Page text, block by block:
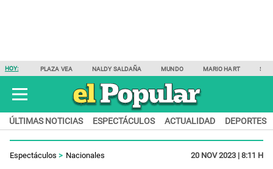
HOY: PLAZA VEA NALDY SALDAÑA MUNDO MARIO HART
ÚLTIMAS NOTICIAS ESPECTÁCULOS ACTUALIDAD DEPORTES
Espectáculos Nacionales 20 NOV 2023 | 8:11 H